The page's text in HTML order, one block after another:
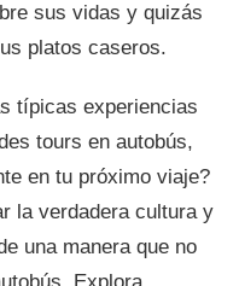
sus vidas y quizás
platos caseros.
típicas experiencias
tours en autobús,
en tu próximo viaje?
la verdadera cultura y
una manera que no